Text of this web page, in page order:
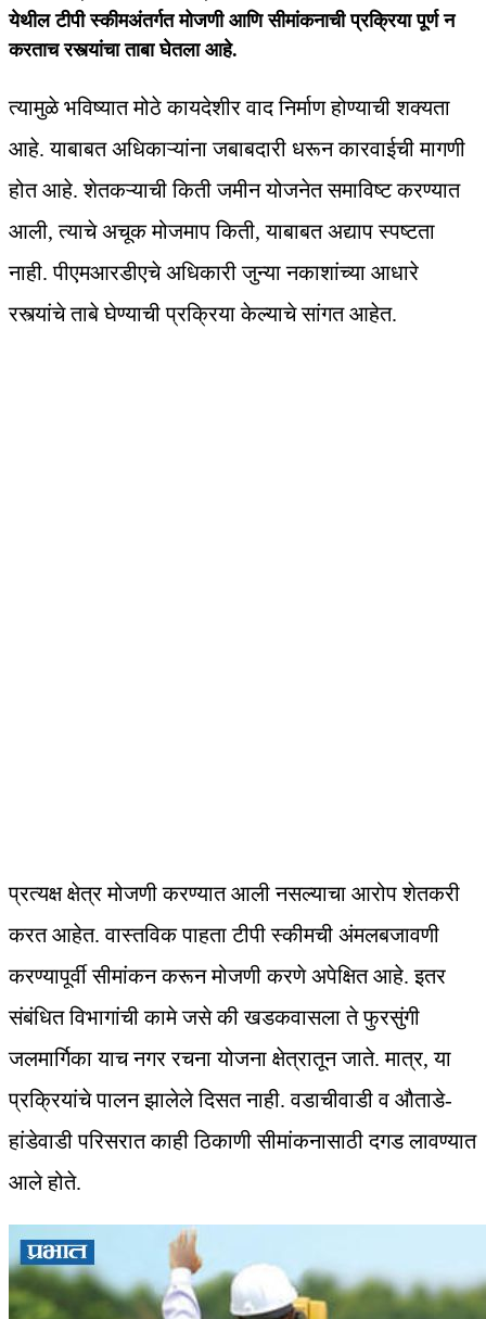
येथील टीपी स्कीमअंतर्गत मोजणी आणि सीमांकनाची प्रक्रिया पूर्ण न
करताच रस्त्यांचा ताबा घेतला आहे.
त्यामुळे भविष्यात मोठे कायदेशीर वाद निर्माण होण्याची शक्यता
आहे. याबाबत अधिकाऱ्यांना जबाबदारी धरून कारवाईची मागणी
होत आहे. शेतकऱ्याची किती जमीन योजनेत समाविष्ट करण्यात
आली, त्याचे अचूक मोजमाप किती, याबाबत अद्याप स्पष्टता
नाही. पीएमआरडीएचे अधिकारी जुन्या नकाशांच्या आधारे
रस्त्यांचे ताबे घेण्याची प्रक्रिया केल्‍याचे सांगत आहेत.
प्रत्यक्ष क्षेत्र मोजणी करण्यात आली नसल्याचा आरोप शेतकरी
करत आहेत. वास्तविक पाहता टीपी स्कीमची अंमलबजावणी
करण्यापूर्वी सीमांकन करून मोजणी करणे अपेक्षित आहे. इतर
संबंधित विभागांची कामे जसे की खडकवासला ते फुरसुंगी
जलमार्गिका याच नगर रचना योजना क्षेत्रातून जाते. मात्र, या
प्रक्रियांचे पालन झालेले दिसत नाही. वडाचीवाडी व औताडे-
हांडेवाडी परिसरात काही ठिकाणी सीमांकनासाठी दगड लावण्यात
आले होते.